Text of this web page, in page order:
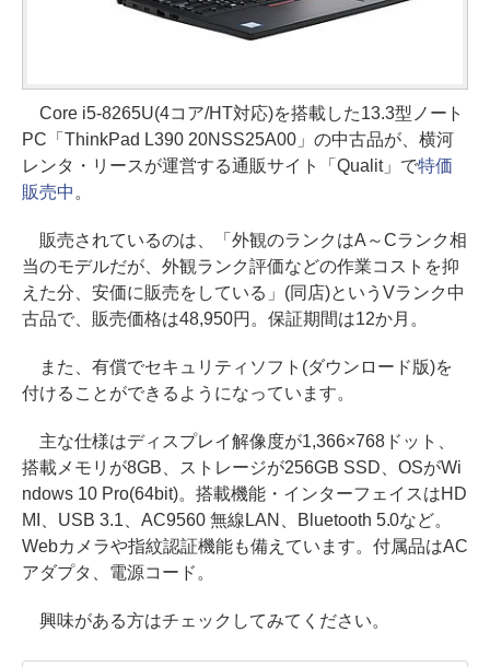
Core i5-8265U(4コア/HT対応)を搭載した13.3型ノート
PC「ThinkPad L390 20NSS25A00」の中古品が、横河
レンタ・リースが運営する通販サイト「Qualit」で特価
販売中 。
販売されているのは、「外観のランクはA～Cランク相
当のモデルだが、外観ランク評価などの作業コストを抑
えた分、安価に販売をしている」(同店)というVランク中
古品で、販売価格は48,950円。保証期間は12か月。
また、有償でセキュリティソフト(ダウンロード版)を
付けることができるようになっています。
主な仕様はディスプレイ解像度が1,366×768ドット、
搭載メモリが8GB、ストレージが256GB SSD、OSがWi
ndows 10 Pro(64bit)。搭載機能・インターフェイスはHD
MI、USB 3.1、AC9560 無線LAN、Bluetooth 5.0など。
Webカメラや指紋認証機能も備えています。付属品はAC
アダプタ、電源コード。
興味がある方はチェックしてみてください。